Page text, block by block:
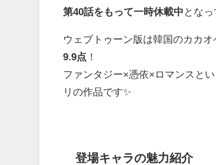
第40話をもって一時休載中 となっ
ウェブトゥーン版は韓国のカカ
9.9点 ！
ファンタジー×憑依×ロマンスと
リの作品です✨
登場キャラの魅力紹介